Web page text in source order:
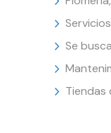
Servicios
Se busca
Tiendas